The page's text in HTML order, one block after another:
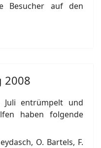
Besucher auf den
2008
entrümpelt und
haben folgende
O. Bartels, F.